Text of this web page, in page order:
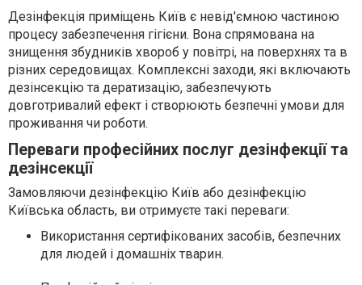
Дезінфекція приміщень Київ є невід'ємною частиною
процесу забезпечення гігієни. Вона спрямована на
знищення збудників хвороб у повітрі, на поверхнях та в
різних середовищах. Комплексні заходи, які включають
дезінсекцію та дератизацію, забезпечують
довготривалий ефект і створюють безпечні умови для
проживання чи роботи.
Переваги професійних послуг дезінфекції та
дезінсекції
Замовляючи дезінфекцію Київ або дезінфекцію
Київська область, ви отримуєте такі переваги:
Використання сертифікованих засобів, безпечних
для людей і домашніх тварин.